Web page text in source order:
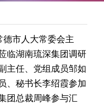
临湖南琉深集团调研
主任、党组成员邹如
、秘书长李绍霞参加
团总裁周峰参与汇